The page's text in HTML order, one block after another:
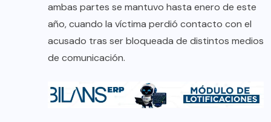
ambas partes se mantuvo hasta enero de este
año, cuando la víctima perdió contacto con el
acusado tras ser bloqueada de distintos medios
de comunicación.